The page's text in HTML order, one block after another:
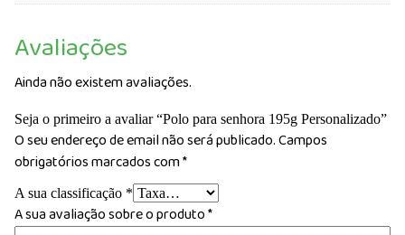
Avaliações
Ainda não existem avaliações.
Seja o primeiro a avaliar “Polo para senhora 195g Personalizado”
O seu endereço de email não será publicado.Campos
obrigatórios marcados com*
A sua classificação *
A sua avaliação sobre o produto*